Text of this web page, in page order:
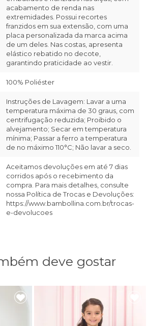
acabamento de renda nas
extremidades. Possui recortes
franzidos em sua extensão, com uma
placa personalizada da marca acima
de um deles. Nas costas, apresenta
elástico rebatido no decote,
garantindo praticidade ao vestir.
100% Poliéster
Instruções de Lavagem: Lavar a uma
temperatura máxima de 30 graus, com
centrifugação reduzida; Proibido o
alvejamento; Secar em temperatura
mínima; Passar a ferro a temperatura
de no máximo 110°C; Não lavar a seco.
Aceitamos devoluções em até 7 dias
corridos após o recebimento da
compra. Para mais detalhes, consulte
nossa Política de Trocas e Devoluções:
https://www.bambollina.com.br/trocas-
e-devolucoes
deve gostar